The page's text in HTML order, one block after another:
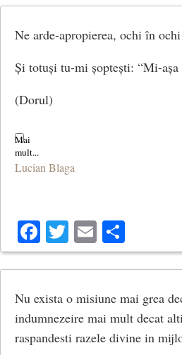
Ne arde-apropierea, ochi în
Și totuși tu-mi șoptești: “Mi-
(Dorul)
Lucian Blaga
Facebook
Twitter
Email
Nu exista o misiune mai grea
indumnezeire mai mult decat
raspandesti razele divine in